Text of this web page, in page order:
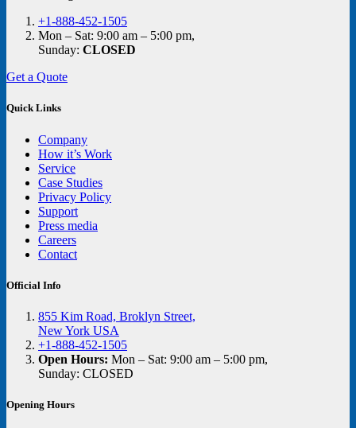
+1-888-452-1505
Mon – Sat: 9:00 am – 5:00 pm,
Sunday: CLOSED
Get a Quote
Quick Links
Company
How it’s Work
Service
Case Studies
Privacy Policy
Support
Press media
Careers
Contact
Official Info
855 Kim Road, Broklyn Street,
New York USA
+1-888-452-1505
Open Hours: Mon – Sat: 9:00 am – 5:00 pm,
Sunday: CLOSED
Opening Hours